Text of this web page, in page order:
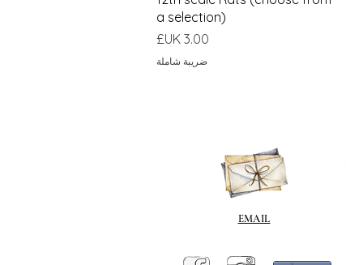
a selection)
السعر
ضريبة شاملة
EMAIL